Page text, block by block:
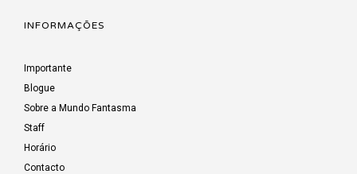
INFORMAÇÕES
Importante
Blogue
Sobre a Mundo Fantasma
Staff
Horário
Contacto